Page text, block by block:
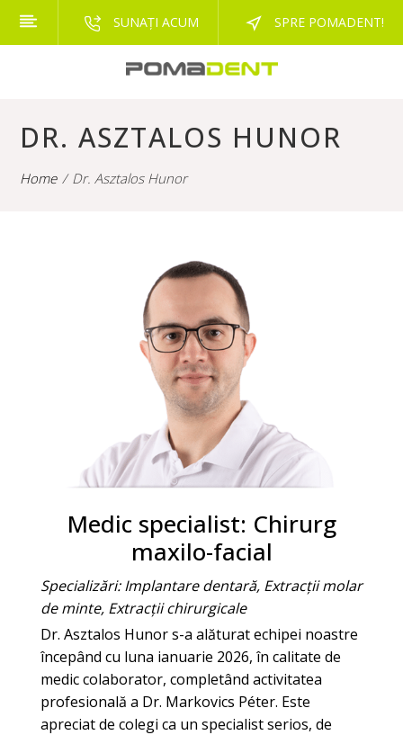
SUNAȚI ACUM SPRE POMADENT!
DR. ASZTALOS HUNOR
Home Dr. Asztalos Hunor
Medic specialist: Chirurg
maxilo-facial
Specializări: Implantare dentară, Extracții molar
de minte, Extracții chirurgicale
Dr. Asztalos Hunor s-a alăturat echipei noastre
începând cu luna ianuarie 2026, în calitate de
medic colaborator, completând activitatea
profesională a Dr. Markovics Péter. Este
apreciat de colegi ca un specialist serios, de